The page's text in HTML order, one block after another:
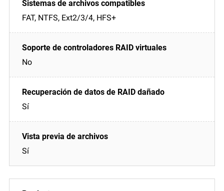
FAT, NTFS, Ext2/3/4, HFS+
No
Sí
Sí